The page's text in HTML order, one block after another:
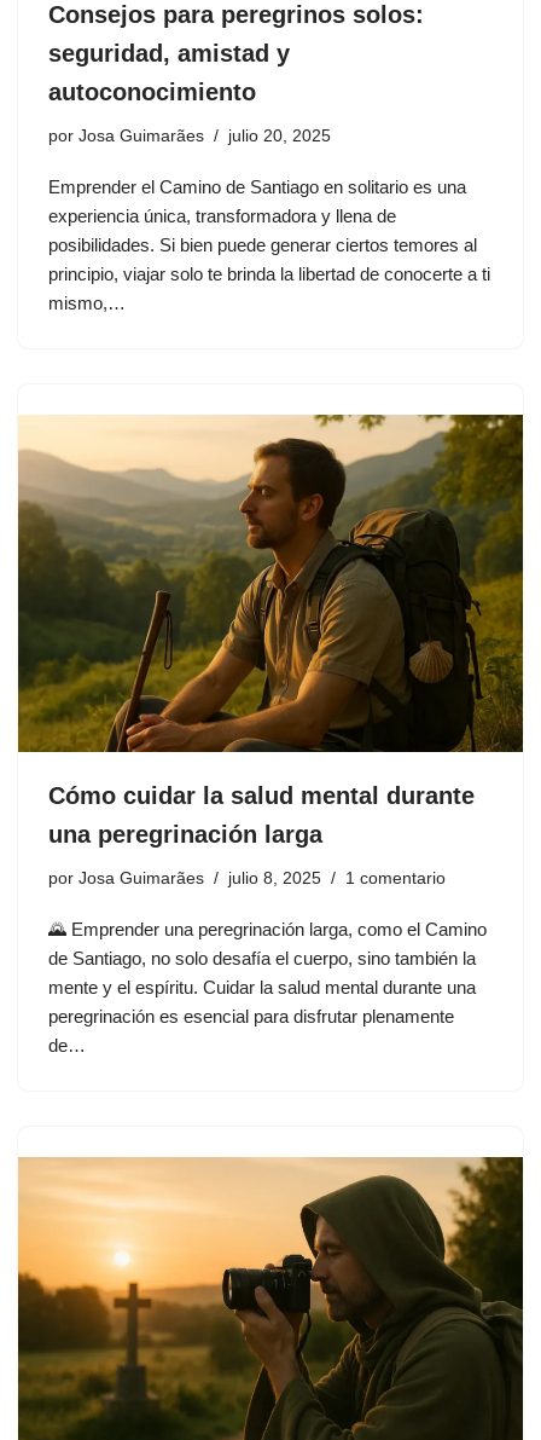
Consejos para peregrinos solos:
seguridad, amistad y
autoconocimiento
por Josa Guimarães julio 20, 2025
Emprender el Camino de Santiago en solitario es una
experiencia única, transformadora y llena de
posibilidades. Si bien puede generar ciertos temores al
principio, viajar solo te brinda la libertad de conocerte a ti
mismo,…
Cómo cuidar la salud mental durante
una peregrinación larga
por Josa Guimarães julio 8, 2025 1 comentario
🌄 Emprender una peregrinación larga, como el Camino
de Santiago, no solo desafía el cuerpo, sino también la
mente y el espíritu. Cuidar la salud mental durante una
peregrinación es esencial para disfrutar plenamente
de…